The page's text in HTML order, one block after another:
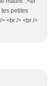
petites
<br /> <br />